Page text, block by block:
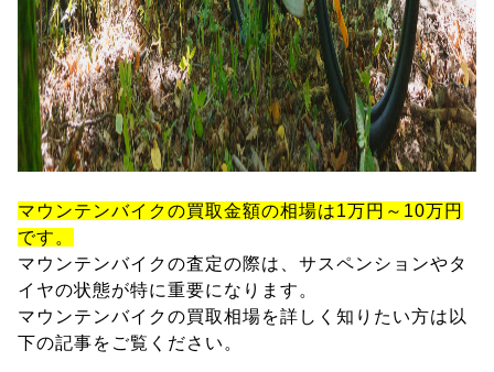
マウンテンバイクの買取金額の相場は1万円～10万円
です。
マウンテンバイクの査定の際は、サスペンションやタ
イヤの状態が特に重要になります。
マウンテンバイクの買取相場を詳しく知りたい方は以
下の記事をご覧ください。